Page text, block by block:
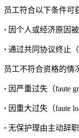
员工符合以下条件可
· 因个人或经济原因
· 通过共同协议终止（
员工不符合资格的情
· 因严重过失（faute
· 因重大过失（faute
· 无保护理由主动辞职